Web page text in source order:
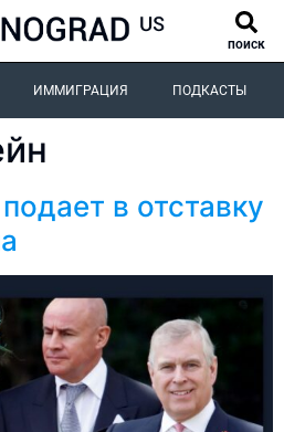
поиск
ИММИГРАЦИЯ ПОДКАСТЫ
в отставку